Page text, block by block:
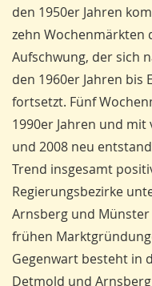
den 1950er Jahren
zehn Wochenmärkten
Aufschwung, der sich
den 1960er Jahren bis
fortsetzt. Fünf
1990er Jahren und mit
und 2008 neu
Trend insgesamt
Regierungsbezirke
Arnsberg und
frühen
Gegenwart besteht in
Detmold und